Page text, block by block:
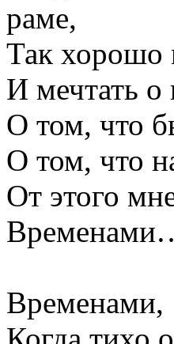
раме,
Так хорошо
И мечтать о
О том, что
О том, что
От этого
Временами,